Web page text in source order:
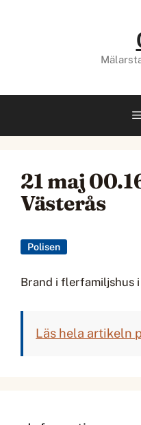
21 maj
Västerås
Polisen
Brand i flerfamiljshus
Läs hela artikeln